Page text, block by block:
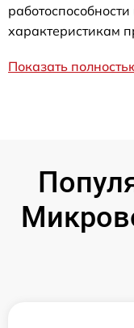
характеристикам
Показать